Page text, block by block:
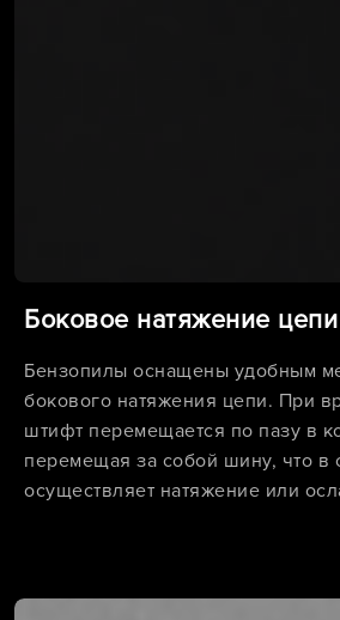
Боковое натяжение цепи
Бензопилы оснащены удобным
бокового натяжения цепи. При
штифт перемещается по пазу в
перемещая за собой шину, что в
осуществляет натяжение или